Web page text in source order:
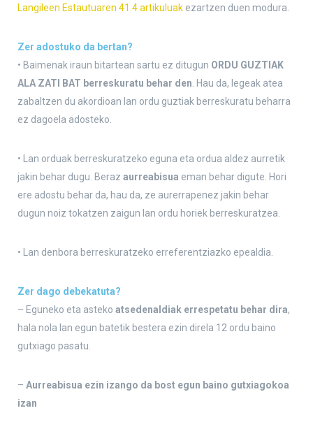
Langileen Estautuaren 41.4 artikuluak ezartzen duen modura.
Zer adostuko da bertan?
• Baimenak iraun bitartean sartu ez ditugun ORDU GUZTIAK
ALA ZATI BAT berreskuratu behar den. Hau da, legeak atea
zabaltzen du akordioan lan ordu guztiak berreskuratu beharra
ez dagoela adosteko.
• Lan orduak berreskuratzeko eguna eta ordua aldez aurretik
jakin behar dugu. Beraz aurreabisua eman behar digute. Hori
ere adostu behar da, hau da, ze aurerrapenez jakin behar
dugun noiz tokatzen zaigun lan ordu horiek berreskuratzea.
• Lan denbora berreskuratzeko erreferentziazko epealdia.
Zer dago debekatuta?
– Eguneko eta asteko atsedenaldiak errespetatu behar dira,
hala nola lan egun batetik bestera ezin direla 12 ordu baino
gutxiago pasatu.
– Aurreabisua ezin izango da bost egun baino gutxiagokoa
izan